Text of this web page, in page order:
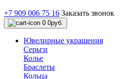
+7 909 006 75 16 Заказать звонок
0 0руб.
Ювелирные украшения
Серьги
Колье
Браслеты
Кольца